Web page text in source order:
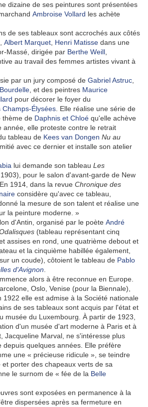
dizaine de ses peintures sont présentées
Ambroise Vollard les achète
de ses tableaux sont accrochés aux côtés
Albert Marquet Henri Matisse dans une
Massé, dirigée par Berthe Weill
au travail des femmes artistes vivant à
par un jury composé de Gabriel Astruc
, et des peintres Maurice
pour décorer le foyer du
Élysées . Elle réalise une série de
thème de Daphnis et Chloé qu'elle achève
année, elle proteste contre le retrait
tableau de Kees van Dongen Nu au
avec ce dernier et installe son atelier
lui demande son tableau Les
1903), pour le salon d'avant-garde de New
1914, dans la revue Chronique des
considère qu'avec ce tableau,
la mesure de son talent et réalise une
la peinture moderne. »
d'Antin, organisé par le poète André
(tableau représentant cinq
assises en rond, une quatrième debout et
et la cinquième habillée également,
un coude), côtoient le tableau de Pablo
d'Avignon
alors à être reconnue en Europe.
Oslo, Venise (pour la Biennale),
1922 elle est admise à la Société nationale
de ses tableaux sont acquis par l'état et
musée du Luxembourg. À partir de 1923,
d'un musée d'art moderne à Paris et à
Jacqueline Marval, ne s'intéresse plus
depuis quelques années. Elle préfère
une « précieuse ridicule », se teindre
porter des chapeaux verts de sa
le surnom de « fée de la Belle
sont exposées en permanence à la
dispersées après sa fermeture en